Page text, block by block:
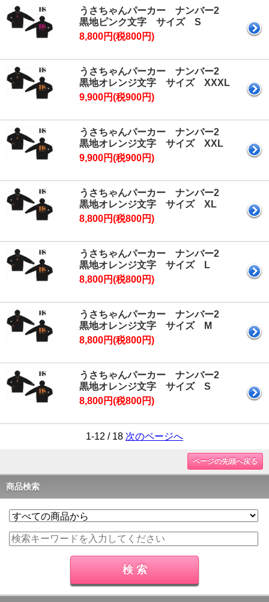
うさちゃんパーカー ナンバー2
黒地ピンク文字 サイズ S
8,800円(税800円)
うさちゃんパーカー ナンバー2
黒地オレンジ文字 サイズ XXXL
9,900円(税900円)
うさちゃんパーカー ナンバー2
黒地オレンジ文字 サイズ XXL
9,900円(税900円)
うさちゃんパーカー ナンバー2
黒地オレンジ文字 サイズ XL
8,800円(税800円)
うさちゃんパーカー ナンバー2
黒地オレンジ文字 サイズ L
8,800円(税800円)
うさちゃんパーカー ナンバー2
黒地オレンジ文字 サイズ M
8,800円(税800円)
うさちゃんパーカー ナンバー2
黒地オレンジ文字 サイズ S
8,800円(税800円)
1-12 / 18 次のページへ
ページの先頭へ戻る
商品検索